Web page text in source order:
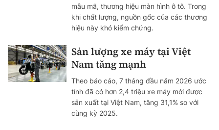
mẫu mã, thương hiệu màn hình ô tô. Trong
khi chất lượng, nguồn gốc của các thương
hiệu này khó kiểm chứng.
Sản lượng xe máy tại Việt
Nam tăng mạnh
Theo báo cáo, 7 tháng đầu năm 2026 ước
tính đã có hơn 2,4 triệu xe máy mới được
sản xuất tại Việt Nam, tăng 31,1% so với
cùng kỳ 2025.